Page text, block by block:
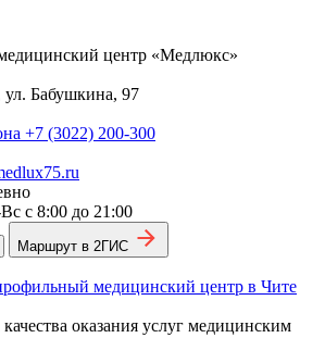
центр «Медлюкс»
ул. Бабушкина, 97
+7 (3022) 200-300
с 8:00 до 21:00
Маршрут в 2ГИС
оказания услуг медицинским